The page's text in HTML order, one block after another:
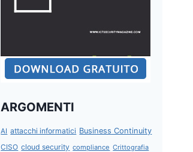
ARGOMENTI
AI attacchi informatici Business Continuity
CISO cloud security compliance Crittografia